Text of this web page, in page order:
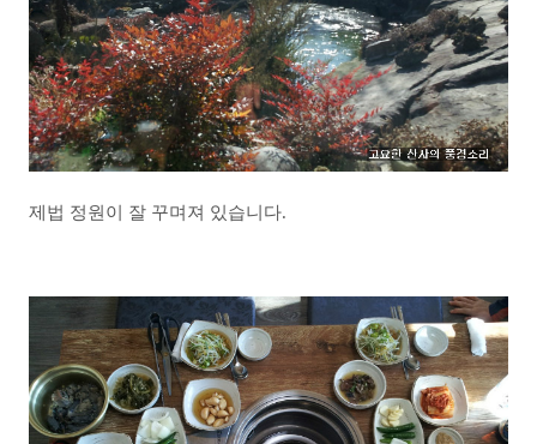
제법 정원이 잘 꾸며져 있습니다.